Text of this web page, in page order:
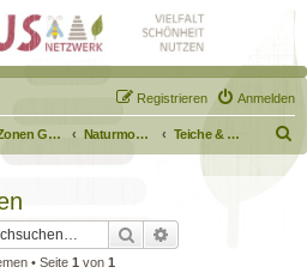
Anmelden
Registrieren
Drei Zonen Garten Naturmodule & kleine Biotope Teiche & Wasserstellen
u
Suche
• Seite 1 von 1